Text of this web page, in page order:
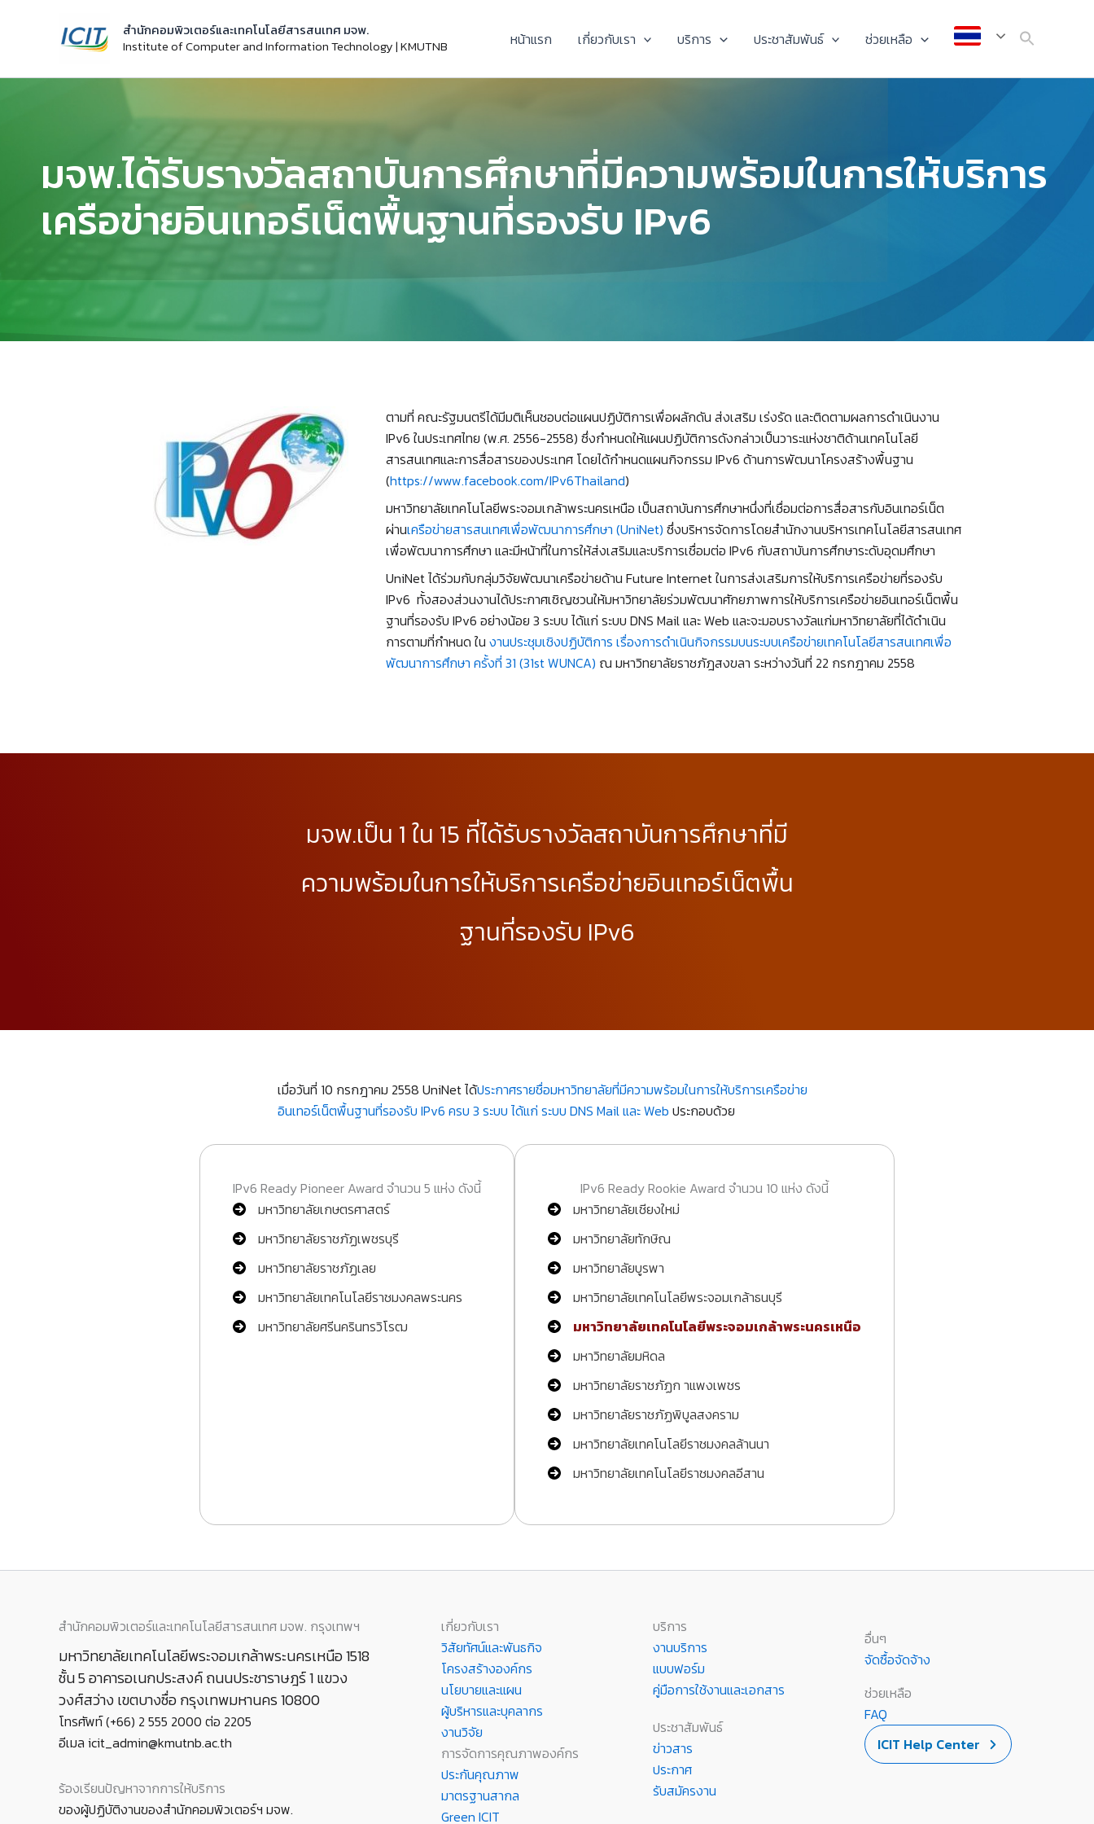
สำนักคอมพิวเตอร์และเทคโนโลยีสารสนเทศ มจพ.
Institute of Computer and Information Technology | KMUTNB
หน้าแรก เกี่ยวกับเรา บริการ ประชาสัมพันธ์ ช่วยเหลือ
มจพ.ได้รับรางวัลสถาบันการศึกษาที่มีความพร้อมในการให้บริการ
เครือข่ายอินเทอร์เน็ตพื้นฐานที่รองรับ IPv6
ตามที่ คณะรัฐมนตรีได้มีมติเห็นชอบต่อแผนปฏิบัติการเพื่อผลักดัน ส่งเสริม เร่งรัด และติดตามผลการดำเนินงาน
IPv6 ในประเทศไทย (พ.ศ. 2556-2558) ซึ่งกำหนดให้แผนปฏิบัติการดังกล่าวเป็นวาระแห่งชาติด้านเทคโนโลยี
สารสนเทศและการสื่อสารของประเทศ โดยได้กำหนดแผนกิจกรรม IPv6 ด้านการพัฒนาโครงสร้างพื้นฐาน
(https://www.facebook.com/IPv6Thailand)
มหาวิทยาลัยเทคโนโลยีพระจอมเกล้าพระนครเหนือ เป็นสถาบันการศึกษาหนึ่งที่เชื่อมต่อการสื่อสารกับอินเทอร์เน็ต
ผ่านเครือข่ายสารสนเทศเพื่อพัฒนาการศึกษา (UniNet) ซึ่งบริหารจัดการโดยสำนักงานบริหารเทคโนโลยีสารสนเทศ
เพื่อพัฒนาการศึกษา และมีหน้าที่ในการให้ส่งเสริมและบริการเชื่อมต่อ IPv6 กับสถาบันการศึกษาระดับอุดมศึกษา
UniNet ได้ร่วมกับกลุ่มวิจัยพัฒนาเครือข่ายด้าน Future Internet ในการส่งเสริมการให้บริการเครือข่ายที่รองรับ
IPv6 ทั้งสองส่วนงานได้ประกาศเชิญชวนให้มหาวิทยาลัยร่วมพัฒนาศักยภาพการให้บริการเครือข่ายอินเทอร์เน็ตพื้น
ฐานที่รองรับ IPv6 อย่างน้อย 3 ระบบ ได้แก่ ระบบ DNS Mail และ Web และจะมอบรางวัลแก่มหาวิทยาลัยที่ได้ดำเนิน
การตามที่กำหนด ในงานประชุมเชิงปฏิบัติการ เรื่องการดำเนินกิจกรรมบนระบบเครือข่ายเทคโนโลยีสารสนเทศเพื่อ
พัฒนาการศึกษา ครั้งที่ 31 (31st WUNCA) ณ มหาวิทยาลัยราชภัฎสงขลา ระหว่างวันที่ 22 กรกฎาคม 2558
มจพ.เป็น 1 ใน 15 ที่ได้รับรางวัลสถาบันการศึกษาที่มี
ความพร้อมในการให้บริการเครือข่ายอินเทอร์เน็ตพื้น
ฐานที่รองรับ IPv6
เมื่อวันที่ 10 กรกฎาคม 2558 UniNet ได้ประกาศรายชื่อมหาวิทยาลัยที่มีความพร้อมในการให้บริการเครือข่าย
อินเทอร์เน็ตพื้นฐานที่รองรับ IPv6 ครบ 3 ระบบ ได้แก่ ระบบ DNS Mail และ Web ประกอบด้วย
IPv6 Ready Pioneer Award จำนวน 5 แห่ง ดังนี้
มหาวิทยาลัยเกษตรศาสตร์
มหาวิทยาลัยราชภัฏเพชรบุรี
มหาวิทยาลัยราชภัฏเลย
มหาวิทยาลัยเทคโนโลยีราชมงคลพระนคร
มหาวิทยาลัยศรีนครินทรวิโรฒ
IPv6 Ready Rookie Award จำนวน 10 แห่ง ดังนี้
มหาวิทยาลัยเชียงใหม่
มหาวิทยาลัยทักษิณ
มหาวิทยาลัยบูรพา
มหาวิทยาลัยเทคโนโลยีพระจอมเกล้าธนบุรี
มหาวิทยาลัยเทคโนโลยีพระจอมเกล้าพระนครเหนือ
มหาวิทยาลัยมหิดล
มหาวิทยาลัยราชภัฏก าแพงเพชร
มหาวิทยาลัยราชภัฏพิบูลสงคราม
มหาวิทยาลัยเทคโนโลยีราชมงคลล้านนา
มหาวิทยาลัยเทคโนโลยีราชมงคลอีสาน
สำนักคอมพิวเตอร์และเทคโนโลยีสารสนเทศ มจพ. กรุงเทพฯ
มหาวิทยาลัยเทคโนโลยีพระจอมเกล้าพระนครเหนือ 1518
ชั้น 5 อาคารอเนกประสงค์ ถนนประชาราษฎร์ 1 แขวง
วงศ์สว่าง เขตบางซื่อ กรุงเทพมหานคร 10800
โทรศัพท์ (+66) 2 555 2000 ต่อ 2205
อีเมล icit_admin@kmutnb.ac.th
ร้องเรียนปัญหาจากการให้บริการ
ของผู้ปฏิบัติงานของสำนักคอมพิวเตอร์ฯ มจพ.
เกี่ยวกับเรา
วิสัยทัศน์และพันธกิจ
โครงสร้างองค์กร
นโยบายและแผน
ผู้บริหารและบุคลากร
งานวิจัย
การจัดการคุณภาพองค์กร
ประกันคุณภาพ
มาตรฐานสากล
Green ICIT
บริการ
งานบริการ
แบบฟอร์ม
คู่มือการใช้งานและเอกสาร
ประชาสัมพันธ์
ข่าวสาร
ประกาศ
รับสมัครงาน
อื่นๆ
จัดซื้อจัดจ้าง
ช่วยเหลือ
FAQ
ICIT Help Center